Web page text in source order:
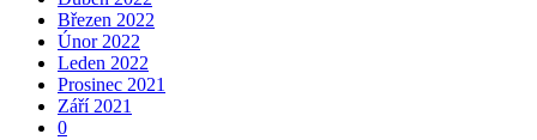
Březen 2022
Únor 2022
Leden 2022
Prosinec 2021
Září 2021
0